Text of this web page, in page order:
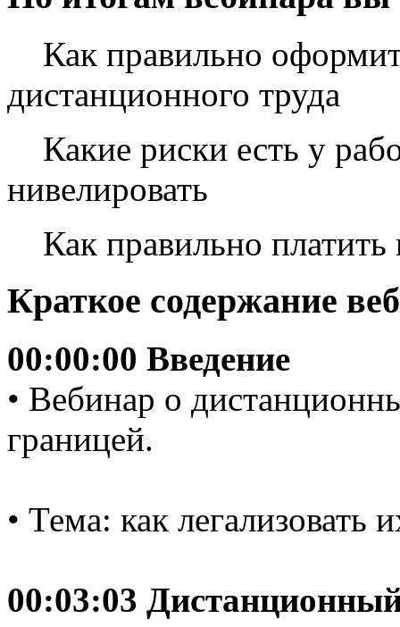
Как правильно
дистанционного труда
Какие риски есть у
нивелировать
Как правильно платить
Краткое содержание
00:00:00 Введение
• Вебинар о
границей.
• Тема: как легализовать
00:03:03